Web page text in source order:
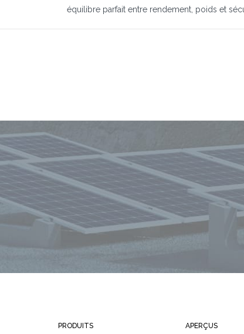
équilibre parfait entre rendement, poids et
PRODUITS APERÇUS